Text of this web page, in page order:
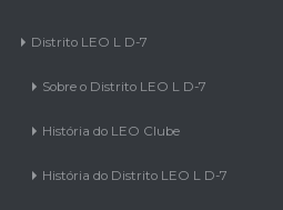
Distrito LEO L D-7
Sobre o Distrito LEO L D-7
História do LEO Clube
História do Distrito LEO L D-7